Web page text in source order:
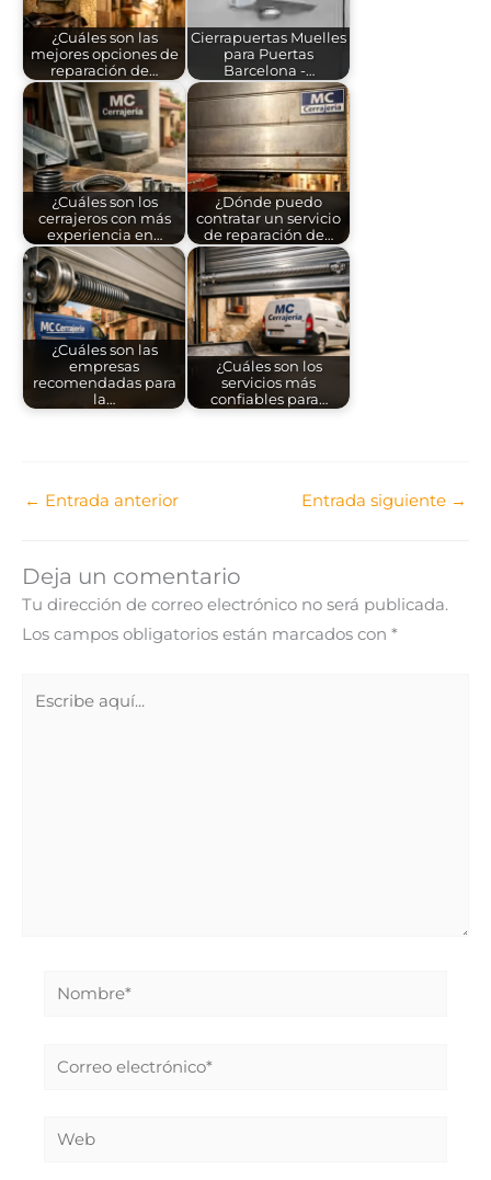
¿Cuáles son las
mejores opciones de
reparación de…
Cierrapuertas Muelles
para Puertas
Barcelona -…
¿Cuáles son los
cerrajeros con más
experiencia en…
¿Dónde puedo
contratar un servicio
de reparación de…
¿Cuáles son las
empresas
recomendadas para
la…
¿Cuáles son los
servicios más
confiables para…
← Entrada anterior Entrada siguiente →
Deja un comentario
Tu dirección de correo electrónico no será publicada.
Los campos obligatorios están marcados con *
Nombre*
Correo
Web